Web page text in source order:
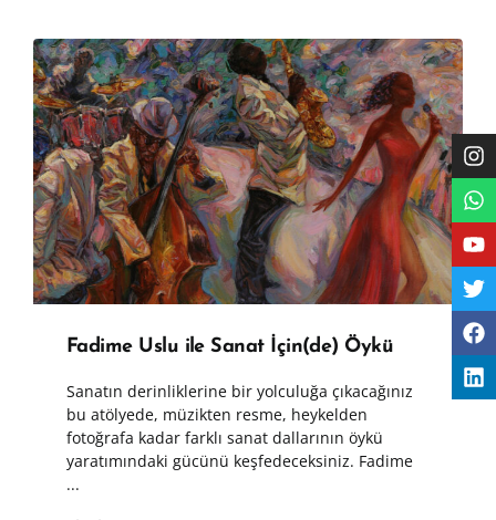
Fadime Uslu ile Sanat İçin(de) Öykü
Sanatın derinliklerine bir yolculuğa çıkacağınız
bu atölyede, müzikten resme, heykelden
fotoğrafa kadar farklı sanat dallarının öykü
yaratımındaki gücünü keşfedeceksiniz. Fadime
...